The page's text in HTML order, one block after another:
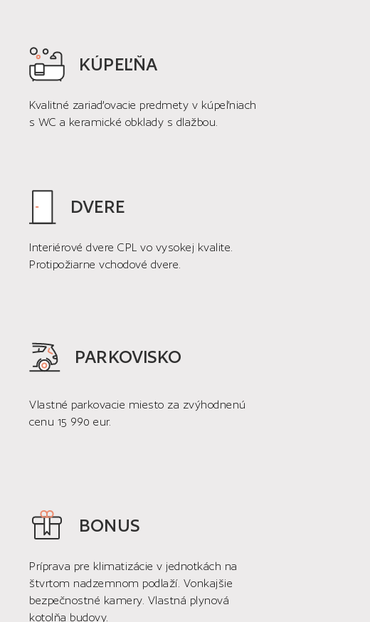
KÚPEĽŇA
Kvalitné zariaďovacie predmety v kúpeľniach
s WC a keramické obklady s dlažbou.
DVERE
Interiérové dvere CPL vo vysokej kvalite.
Protipožiarne vchodové dvere.
PARKOVISKO
Vlastné parkovacie miesto za zvýhodnenú
cenu 15 990 eur.
BONUS
Príprava pre klimatizácie v jednotkách na
štvrtom nadzemnom podlaží. Vonkajšie
bezpečnostné kamery. Vlastná plynová
kotolňa budovy.